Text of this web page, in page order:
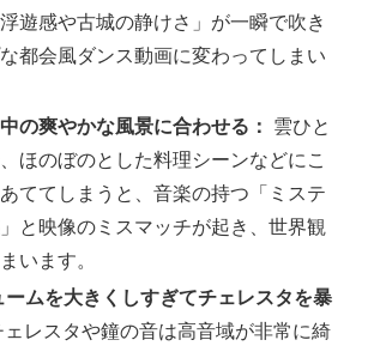
遊感や古城の静けさ」が一瞬で吹き
都会風ダンス動画に変わってしまい
の爽やかな風景に合わせる：
雲ひと
ほのぼのとした料理シーンなどにこ
ててしまうと、音楽の持つ「ミステ
と映像のミスマッチが起き、世界観
います。
ームを大きくしすぎてチェレスタを暴
ェレスタや鐘の音は高音域が非常に綺